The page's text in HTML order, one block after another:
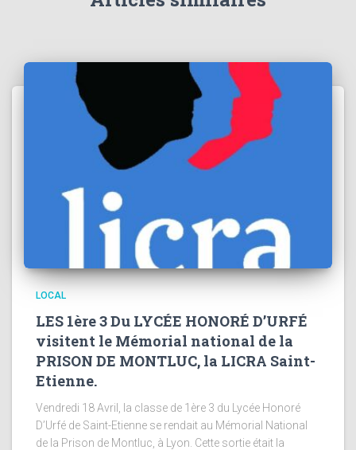
LOCAL
LES 1ère 3 Du LYCÉE HONORÉ D’URFÉ
visitent le Mémorial national de la
PRISON DE MONTLUC, la LICRA Saint-
Etienne.
Vendredi 18 Avril, la classe de 1ère 3 du Lycée Honoré
D’Urfé de Saint-Etienne se rendait au Mémorial National
de la Prison de Montluc, à Lyon. Cette sortie était la